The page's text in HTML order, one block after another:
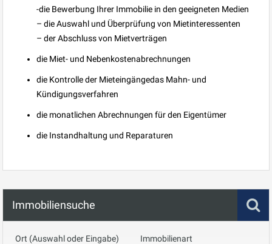
-die Bewerbung Ihrer Immobilie in den geeigneten Medien
– die Auswahl und Überprüfung von Mietinteressenten
– der Abschluss von Mietverträgen
die Miet- und Nebenkostenabrechnungen
die Kontrolle der Mieteingängedas Mahn- und
Kündigungsverfahren
die monatlichen Abrechnungen für den Eigentümer
die Instandhaltung und Reparaturen
Immobiliensuche
Ort (Auswahl oder Eingabe) Immobilienart